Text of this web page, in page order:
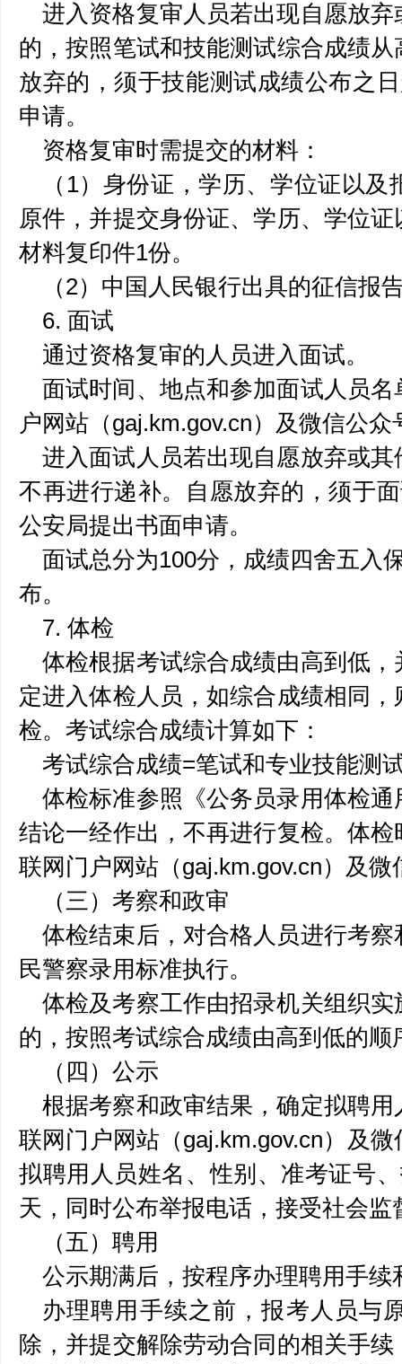
进入资格复审人员若出现自愿放
的，按照笔试和技能测试综合成绩
放弃的，须于技能测试成绩公布之
申请。
资格复审时需提交的材料：
（1）身份证，学历、学位证以
原件，并提交身份证、学历、学位
材料复印件1份。
（2）中国人民银行出具的征信报
6. 面试
通过资格复审的人员进入面试。
面试时间、地点和参加面试人员
户网站（gaj.km.gov.cn）及微信公众
进入面试人员若出现自愿放弃或
不再进行递补。自愿放弃的，须于
公安局提出书面申请。
面试总分为100分，成绩四舍五入
布。
7. 体检
体检根据考试综合成绩由高到低
定进入体检人员，如综合成绩相同
检。考试综合成绩计算如下：
考试综合成绩=笔试和专业技能
体检标准参照《公务员录用体检
结论一经作出，不再进行复检。体
联网门户网站（gaj.km.gov.cn）及微
（三）考察和政审
体检结束后，对合格人员进行考
民警察录用标准执行。
体检及考察工作由招录机关组织
的，按照考试综合成绩由高到低的顺
（四）公示
根据考察和政审结果，确定拟聘
联网门户网站（gaj.km.gov.cn）及
拟聘用人员姓名、性别、准考证号
天，同时公布举报电话，接受社会监
（五）聘用
公示期满后，按程序办理聘用手续
办理聘用手续之前，报考人员与
除，并提交解除劳动合同的相关手